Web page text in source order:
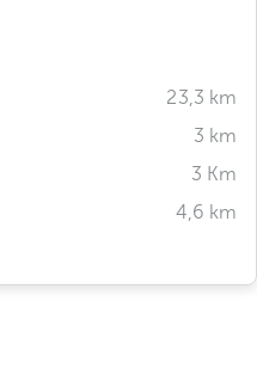
23,3 km
3 km
3 Km
4,6 km